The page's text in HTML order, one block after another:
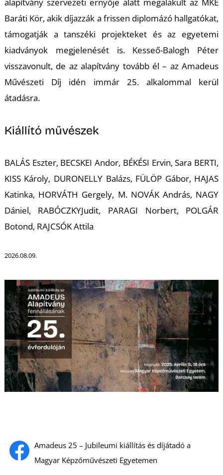
Amadeus 25 – Jubileumi kiállítás és díjátadó a
Magyar Képzőművészeti Egyetemen
Baráti Kör, akik díjazzák a frissen diplomázó hallgatókat,
támogatják a tanszéki projekteket és az egyetemi
kiadványok megjelenését is. Kesseő-Balogh Péter
visszavonult, de az alapítvány tovább él – az Amadeus
Művészeti Díj idén immár 25. alkalommal kerül
átadásra.
Kiállító művészek
BALÁS Eszter, BECSKEI Andor, BÉKÉSI Ervin, Sara BERTI,
KISS Károly, DURONELLY Balázs, FÜLÖP Gábor, HAJAS
Katinka, HORVÁTH Gergely, M. NOVÁK András, NAGY
Dániel, RABÓCZKYJudit, PARAGI Norbert, POLGÁR
Botond, RAJCSÓK Attila
2026.08.09.